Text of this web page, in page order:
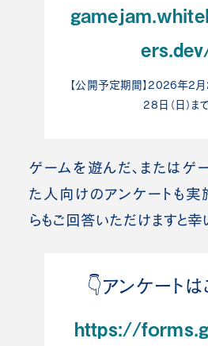
【公開予定期間】2026年2月
28日（日）ま
ゲームを遊んだ、またはゲ
た人向けのアンケートも実
らもご回答いただけますと幸
👇️アンケートは
https://